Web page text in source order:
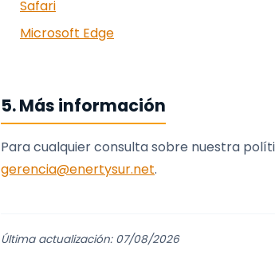
Safari
Microsoft Edge
5. Más información
Para cualquier consulta sobre nuestra
gerencia@enertysur.net.
Última actualización: 07/08/2026